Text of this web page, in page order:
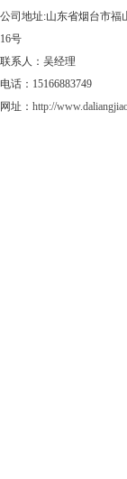
公司地址:山东省烟台市福
16号
联系人：吴经理
电话：15166883749
网址： http://